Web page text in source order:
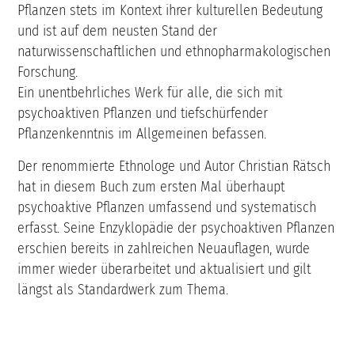
Pflanzen stets im Kontext ihrer kulturellen Bedeutung
und ist auf dem neusten Stand der
naturwissenschaftlichen und ethnopharmakologischen
Forschung.
Ein unentbehrliches Werk für alle, die sich mit
psychoaktiven Pflanzen und tiefschürfender
Pflanzenkenntnis im Allgemeinen befassen.
Der renommierte Ethnologe und Autor Christian Rätsch
hat in diesem Buch zum ersten Mal überhaupt
psychoaktive Pflanzen umfassend und systematisch
erfasst. Seine Enzyklopädie der psychoaktiven Pflanzen
erschien bereits in zahlreichen Neuauflagen, wurde
immer wieder überarbeitet und aktualisiert und gilt
längst als Standardwerk zum Thema.